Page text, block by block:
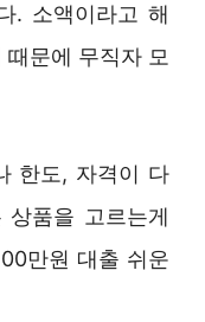
. 소액이라고 해
문에 무직자 모
한도, 자격이 다
품을 고르는게
만원 대출 쉬운